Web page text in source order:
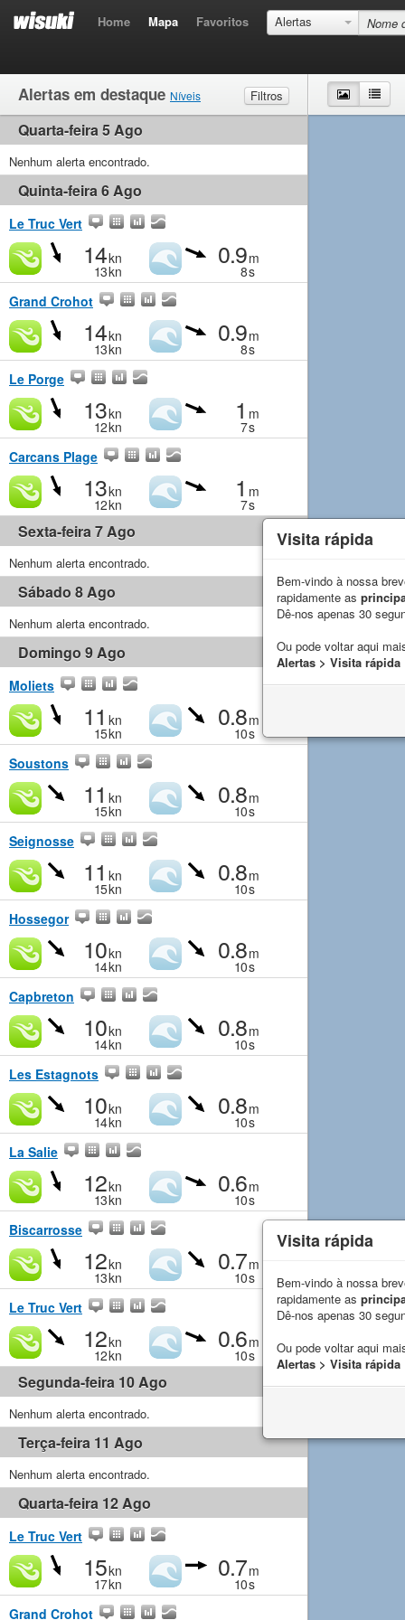
Home Mapa Favoritos Alertas
Alertas em destaque Níveis
Filtros
Vento
Ondas
Quarta-feira 5 Ago
Nenhum alerta encontrado.
Quinta-feira 6 Ago
Le Truc Vert
14kn
13kn
0.9m
8s
Grand Crohot
14kn
13kn
0.9m
8s
Le Porge
13kn
12kn
1 m
7s
Carcans Plage
13kn
12kn
1 m
7s
Sexta-feira 7 Ago
Nenhum alerta encontrado.
Sábado 8 Ago
Nenhum alerta encontrado.
Domingo 9 Ago
Moliets
11 kn
15kn
0.8m
10s
Soustons
11 kn
15kn
0.8m
10s
Seignosse
11 kn
15kn
0.8m
10s
Hossegor
10kn
14kn
0.8m
10s
Capbreton
10kn
14kn
0.8m
10s
Les Estagnots
10kn
14kn
0.8m
10s
La Salie
12kn
13kn
0.6m
10s
Biscarrosse
12kn
13kn
0.7m
10s
Le Truc Vert
12kn
12kn
0.6m
10s
Segunda-feira 10 Ago
Nenhum alerta encontrado.
Terça-feira 11 Ago
Nenhum alerta encontrado.
Quarta-feira 12 Ago
Le Truc Vert
15kn
17kn
0.7m
10s
Grand Crohot
Mapa
Visita rápida
Bem-vindo à nossa
rapidamente as
Dê-nos apenas 30
Ou pode voltar aqui
Alertas > Visita rápida
Visita rápida
Bem-vindo à nossa
rapidamente as
Dê-nos apenas 30
Ou pode voltar aqui
Alertas > Visita rápida